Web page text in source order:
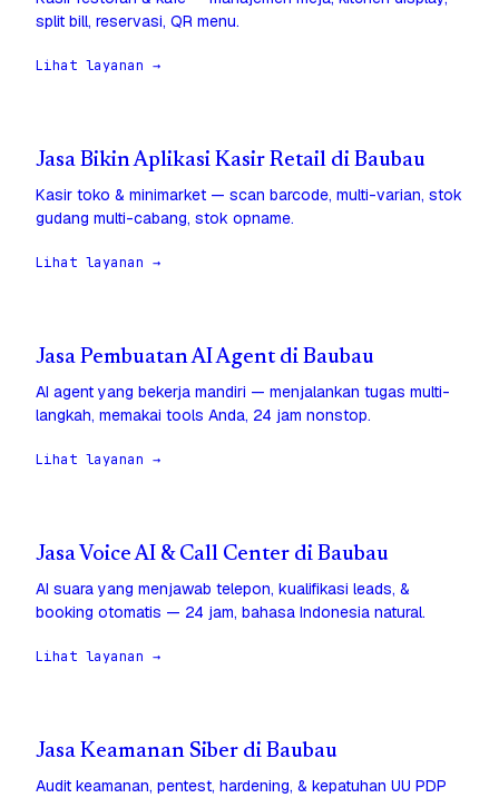
split bill, reservasi, QR menu.
Lihat layanan →
Jasa Bikin Aplikasi Kasir Retail di Baubau
Kasir toko & minimarket — scan barcode, multi-varian, stok
gudang multi-cabang, stok opname.
Lihat layanan →
Jasa Pembuatan AI Agent di Baubau
AI agent yang bekerja mandiri — menjalankan tugas multi-
langkah, memakai tools Anda, 24 jam nonstop.
Lihat layanan →
Jasa Voice AI & Call Center di Baubau
AI suara yang menjawab telepon, kualifikasi leads, &
booking otomatis — 24 jam, bahasa Indonesia natural.
Lihat layanan →
Jasa Keamanan Siber di Baubau
Audit keamanan, pentest, hardening, & kepatuhan UU PDP